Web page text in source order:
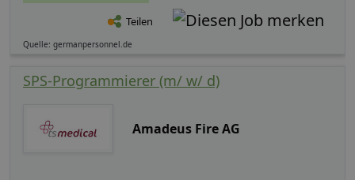
Teilen
Quelle: germanpersonnel.de
SPS-Programmierer (m/ w/ d)
Amadeus Fire AG